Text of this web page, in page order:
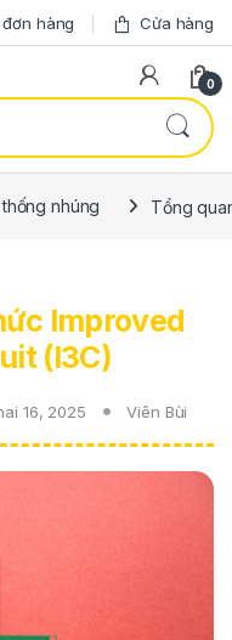
hàng Cửa hàng
0
nhúng Tổng
Improved
(I3C)
16, 2025 Viên Bùi